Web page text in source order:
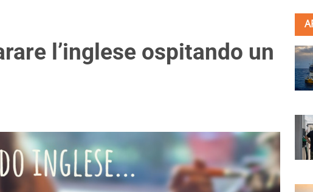
l’inglese ospitando un